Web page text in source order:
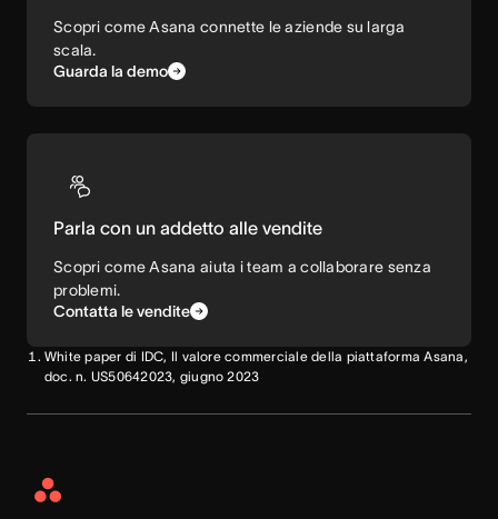
Scopri come Asana connette le aziende su larga
scala.
Guarda la demo
Parla con un addetto alle vendite
Scopri come Asana aiuta i team a collaborare senza
problemi.
Contatta le vendite
White paper di IDC, Il valore commerciale della piattaforma Asana,
doc. n. US50642023, giugno 2023
Asana